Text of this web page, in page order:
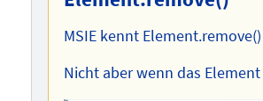
MSIE kennt Element.remove()
Nicht aber wenn das